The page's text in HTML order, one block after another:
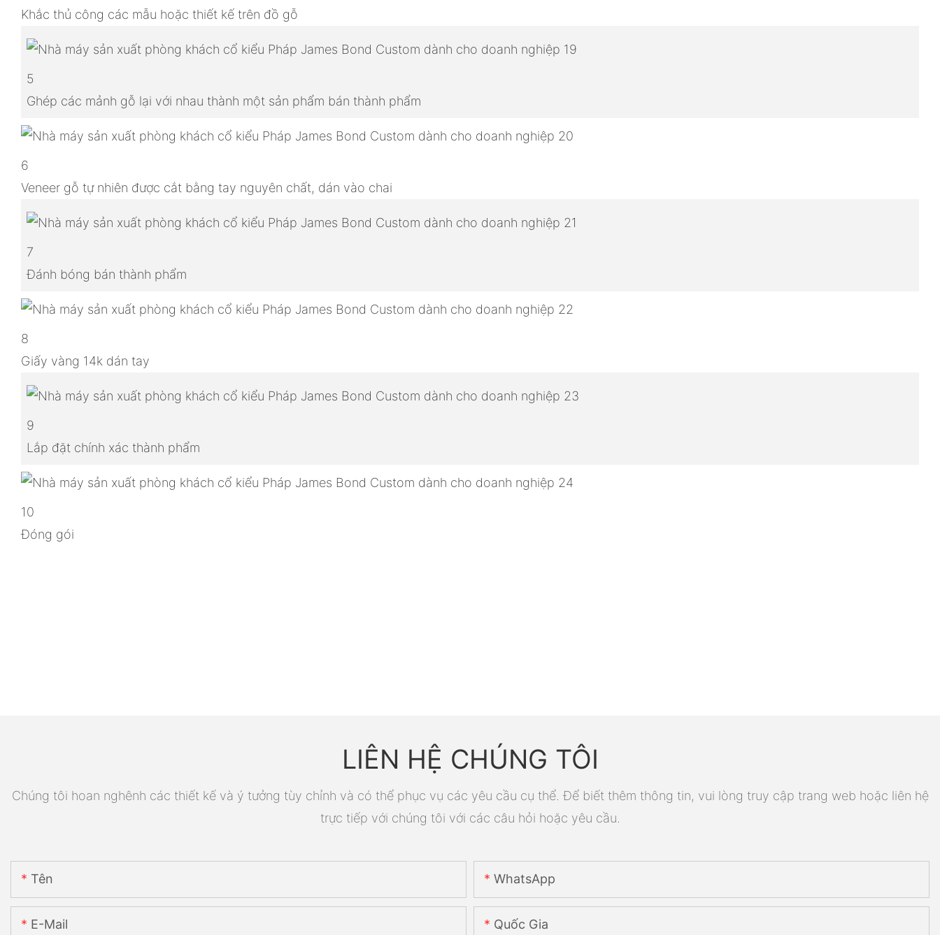
Khắc thủ công các mẫu hoặc thiết kế trên đồ gỗ
5
Ghép các mảnh gỗ lại với nhau thành một sản phẩm bán thành phẩm
6
Veneer gỗ tự nhiên được cắt bằng tay nguyên chất, dán vào chai
7
Đánh bóng bán thành phẩm
8
Giấy vàng 14k dán tay
9
Lắp đặt chính xác thành phẩm
10
Đóng gói
LIÊN HỆ CHÚNG TÔI
Chúng tôi hoan nghênh các thiết kế và ý tưởng tùy chỉnh và có thể phục vụ các yêu cầu cụ thể. Để biết thêm thông tin, vui lòng truy cập trang web hoặc liên hệ
trực tiếp với chúng tôi với các câu hỏi hoặc yêu cầu.
Tên WhatsApp
E-Mail Quốc Gia